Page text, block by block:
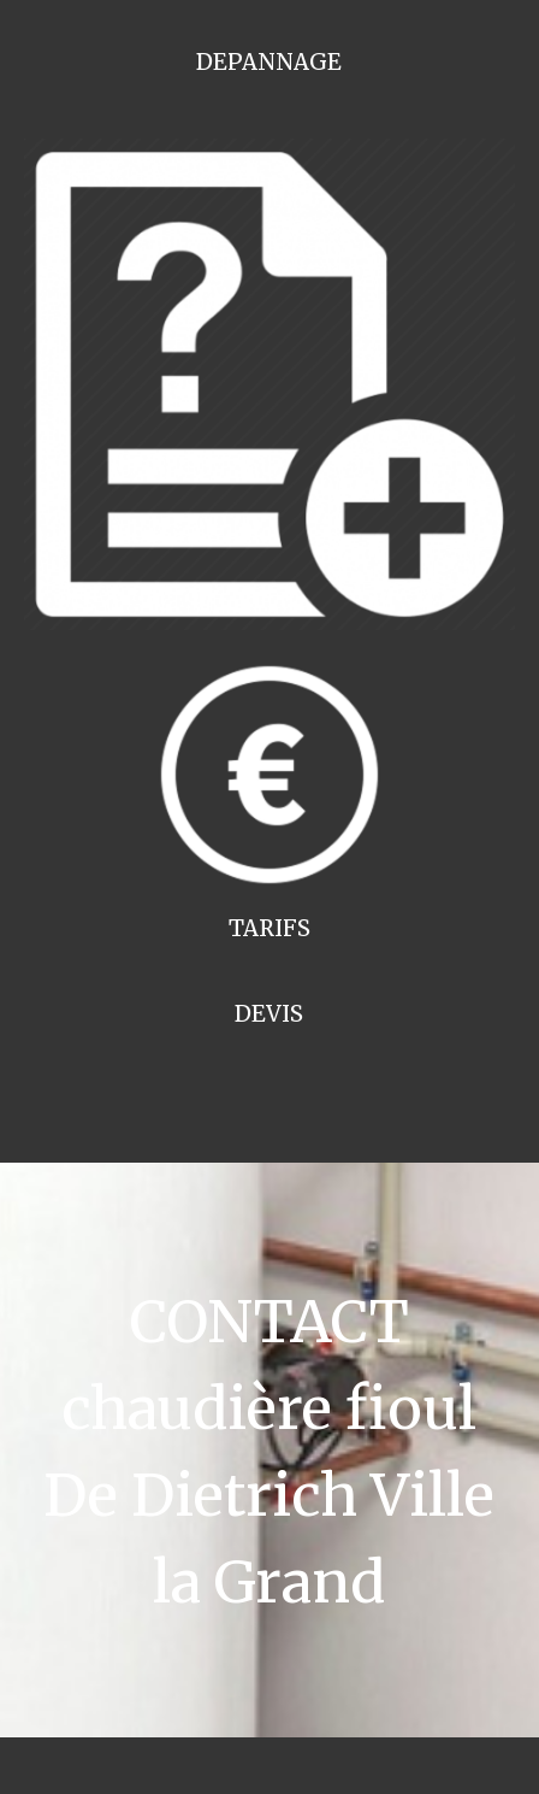
DEPANNAGE
TARIFS
DEVIS
CONTACT
chaudière fioul
De Dietrich Ville
la Grand